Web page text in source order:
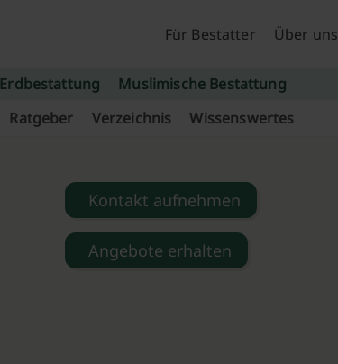
Für Bestatter
Über uns
Erdbestattung
Muslimische Bestattung
Ratgeber Verzeichnis Wissenswertes
Kontakt aufnehmen
Angebote erhalten